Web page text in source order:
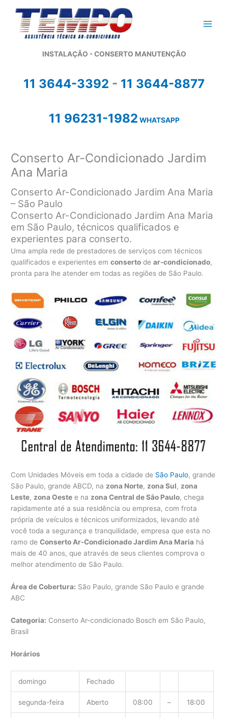
conteúdo
INSTALAÇÃO - CONSERTO MANUTENÇÃO
11 3644-3392 - 11 3644-8877
11 96231-1982 WHATSAPP
Conserto Ar-Condicionado Jardim
Ana Maria
Conserto Ar-Condicionado Jardim Ana Maria
– São Paulo
Conserto Ar-Condicionado Jardim Ana Maria
em São Paulo, técnicos qualificados e
experientes para conserto.
Uma ampla rede de prestadores de serviços com técnicos
qualificados e experientes emconserto dear-condicionado,
pronta para lhe atender em todas as regiões de São Paulo.
Com Unidades Móveis em toda a cidade de São Paulo, grande
São Paulo, grande ABCD, na zona Norte, zona Sul, zona
Leste, zona Oeste e na zona Central de São Paulo, chega
rapidamente até a sua residência ou empresa, com frota
própria de veículos e técnicos uniformizados, levando até
você toda a segurança e tranquilidade, empresa que esta no
ramo deConserto Ar-Condicionado Jardim Ana Maria há
mais de 40 anos, que através de seus clientes comprova o
melhor atendimento de São Paulo.
Área de Cobertura: São Paulo, grande São Paulo e grande
ABC
Categoria: Conserto Ar-condicionado Bosch em São Paulo,
Brasil
Horários
domingo Fechado
segunda-feira Aberto 08:00 – 18:00